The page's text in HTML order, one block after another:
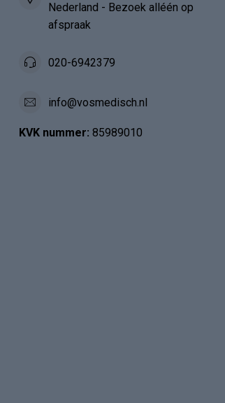
Nederland - Bezoek alléén op
afspraak
020-6942379
info@vosmedisch.nl
KVK nummer: 85989010